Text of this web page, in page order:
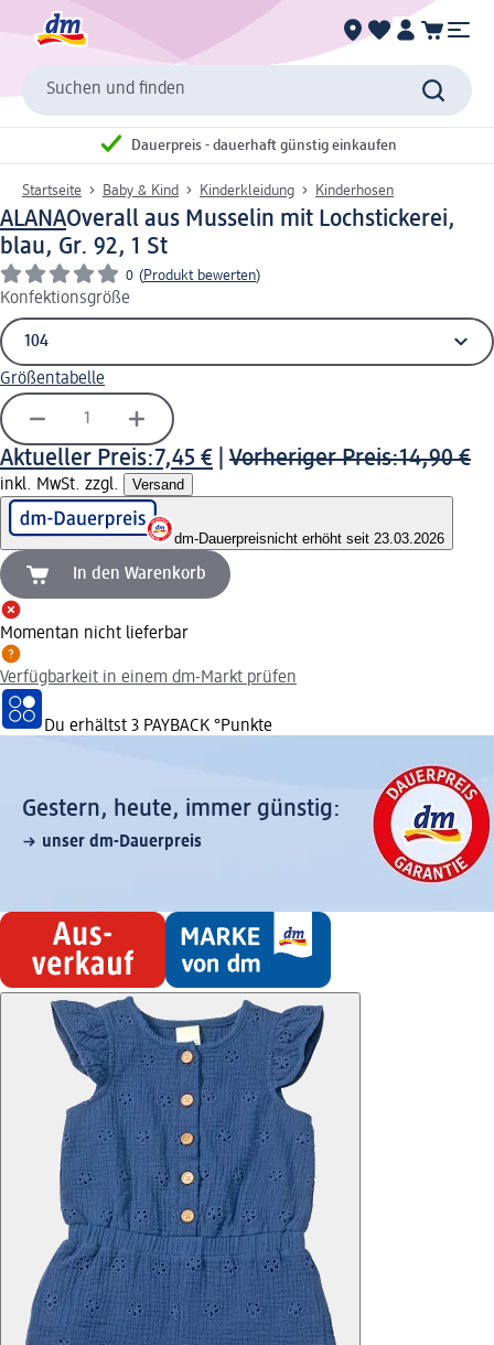
Suchen und finden
Dauerpreis - dauerhaft günstig einkaufen
Startseite Baby & Kind Kinderkleidung Kinderhosen
ALANAOverall aus Musselin mit Lochstickerei,
blau, Gr. 92, 1 St
0 (Produkt bewerten)
Konfektionsgröße
Größentabelle
Aktueller Preis:7,45 € Vorheriger Preis:14,90 €
inkl. MwSt. zzgl. Versand
dm-Dauerpreisnicht erhöht seit 23.03.2026
In den Warenkorb
Momentan nicht lieferbar
Verfügbarkeit in einem dm-Markt prüfen
Du erhältst 3 PAYBACK °Punkte
Gestern, heute, immer günstig:
unser dm-Dauerpreis